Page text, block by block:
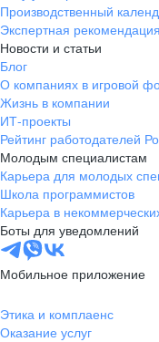
Производственный
Экспертная рекомендация
Новости и статьи
Блог
О компаниях в игровой
Жизнь в компании
ИТ-проекты
Рейтинг работодателей
Молодым специалистам
Карьера для молодых
Школа программистов
Карьера в
Боты для уведомлений
Мобильное приложение
Этика и комплаенс
Оказание услуг